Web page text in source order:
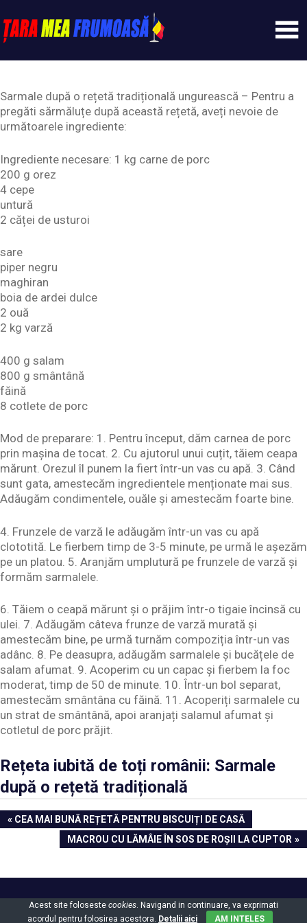
to
content
Tarameafrumoasa
Sarmale după o rețetă tradițională ungurească – Pentru a
pregăti sărmăluțe după această rețetă, aveți nevoie de
următoarele ingrediente:
Ingrediente necesare: 1 kg carne de porc
200 g orez
4 cepe
untură
2 căței de usturoi
sare
piper negru
maghiran
boia de ardei dulce
2 ouă
2 kg varză
400 g salam
800 g smântână
făină
8 cotlete de porc
Mod de preparare: 1. Pentru început, dăm carnea de porc
prin mașina de tocat. 2. Cu ajutorul unui cuțit, tăiem ceapa
mărunt. Orezul îl punem la fiert într-un vas cu apă. 3. Când
sunt gata, amestecăm ingredientele menționate mai sus.
Adăugăm condimentele, ouăle și amestecăm foarte bine.
4. Frunzele de varză le adăugăm într-un vas cu apă
clototită. Le fierbem timp de 3-5 minute, pe urmă le așezăm
pe un platou. 5. Aranjăm umplutură pe frunzele de varză și
formăm sarmalele.
6. Tăiem o ceapă mărunt și o prăjim într-o tigaie încinsă cu
ulei. 7. Adăugăm câteva frunze de varză murată și
amestecăm bine, pe urmă turnăm compoziția într-un vas
adânc. 8. Pe deasupra, adăugăm sarmalele și bucățele de
salam afumat. 9. Acoperim cu un capac și fierbem la foc
moderat, timp de 50 de minute. 10. Într-un bol separat,
amestecăm smântâna cu făină. 11. Acoperiți sarmalele cu
un strat de smântână, apoi aranjați salamul afumat și
cotletul de porc prăjit.
Rețeta iubită de toți românii: Sarmale
după o rețetă tradițională
Navigare
PREVIOUS
POST:
CEA MAI BUNĂ REȚETĂ PENTRU BISCUIȚI DE CASĂ
NEXT
POST:
MACROU CU LĂMÂIE ÎN SOS DE ROȘII LA CUPTOR
Powered by WordPressandGridbox.
Acest site foloseste cookies. Navigand in continuare, va exprimati
acordul pentru folosirea acestora. Detalii aici AM INTELES